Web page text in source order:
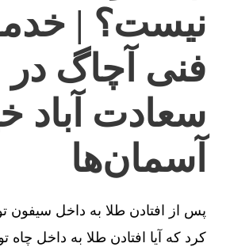
نیست؟ |
فنی آچاگ در
سعادت آباد
آسمان‌ها
پس از افتادن طلا به داخل سیفون
کرد که آیا افتادن طلا به داخل